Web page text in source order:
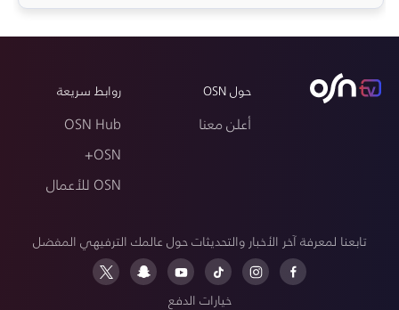
حول OSN
أعلن معنا
روابط سريعة
OSN Hub
OSN+
OSN للأعمال
تابعنا لمعرفة آخر الأخبار والتحديثات حول عالمك الترفيهي المفضل
خيارات الدفع